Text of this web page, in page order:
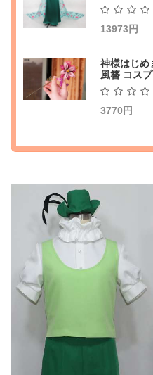
13973円
神様はじめ
風簪 コス
3770円